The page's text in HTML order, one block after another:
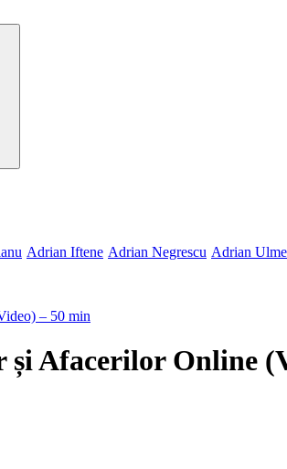
Adrian Iftene Adrian Negrescu Adrian
– 50 min
Afacerilor Online